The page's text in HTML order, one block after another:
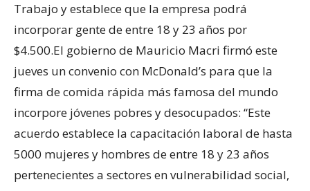
Trabajo y establece que la empresa podrá
incorporar gente de entre 18 y 23 años por
$4.500.El gobierno de Mauricio Macri firmó este
jueves un convenio con McDonald’s para que la
firma de comida rápida más famosa del mundo
incorpore jóvenes pobres y desocupados: “Este
acuerdo establece la capacitación laboral de hasta
5000 mujeres y hombres de entre 18 y 23 años
pertenecientes a sectores en vulnerabilidad social,